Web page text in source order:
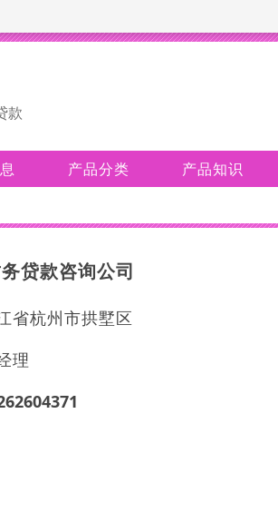
款
产品分类 产品知识
贷款咨询公司
省杭州市拱墅区
理
6 260 4 37 1